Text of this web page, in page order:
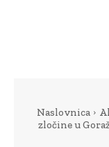
Naslovnica
zločine u